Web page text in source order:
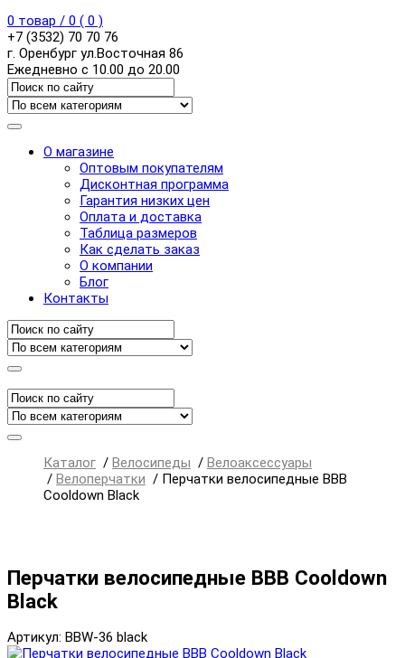
0 товар / 0 ( 0 )
+7 (3532) 70 70 76
г. Оренбург ул.Восточная 86
Ежедневно с 10.00 до 20.00
О магазине
Оптовым покупателям
Дисконтная программа
Гарантия низких цен
Оплата и доставка
Таблица размеров
Как сделать заказ
О компании
Блог
Контакты
Каталог / Велосипеды / Велоаксессуары
/ Велоперчатки / Перчатки велосипедные BBB
Cooldown Black
Перчатки велосипедные BBB Cooldown
Black
Артикул: BBW-36 black